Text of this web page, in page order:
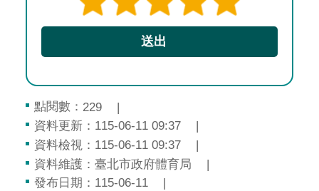
點閱數： 229
資料更新：115-06-11 09:37
資料檢視：115-06-11 09:37
資料維護：臺北市政府體育局
發布日期：115-06-11